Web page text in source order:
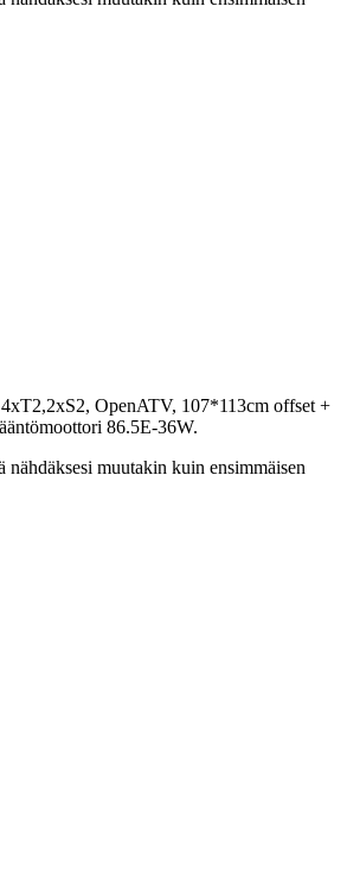
OpenATV, 107*113cm offset +
86.5E-36W.
nähdäksesi muutakin kuin ensimmäisen